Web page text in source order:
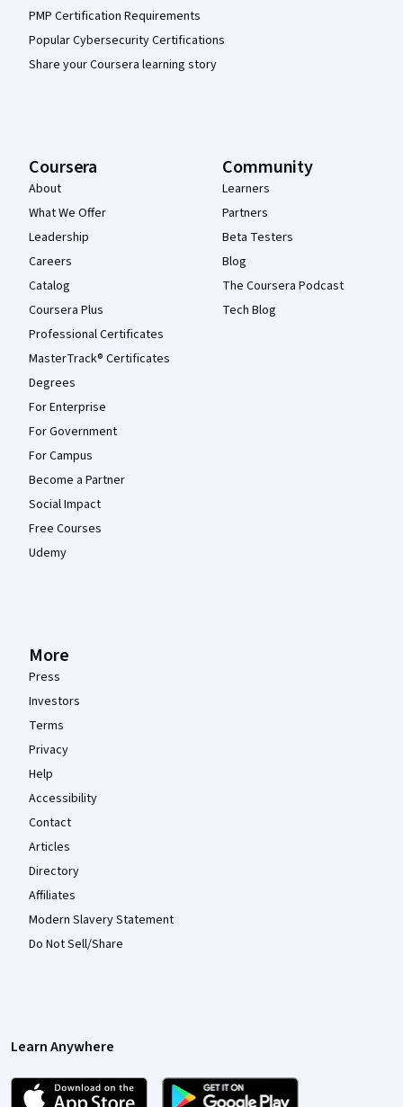
PMP Certification Requirements
Popular Cybersecurity Certifications
Share your Coursera learning story
Coursera
About
What We Offer
Leadership
Careers
Catalog
Coursera Plus
Professional Certificates
MasterTrack® Certificates
Degrees
For Enterprise
For Government
For Campus
Become a Partner
Social Impact
Free Courses
Udemy
Community
Learners
Partners
Beta Testers
Blog
The Coursera Podcast
Tech Blog
More
Press
Investors
Terms
Privacy
Help
Accessibility
Contact
Articles
Directory
Affiliates
Modern Slavery Statement
Do Not Sell/Share
Learn Anywhere